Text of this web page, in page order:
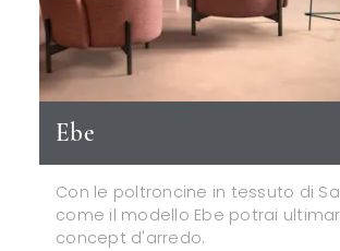
Ebe
Con le poltroncine in tessuto di
come il modello Ebe potrai
concept d'arredo.